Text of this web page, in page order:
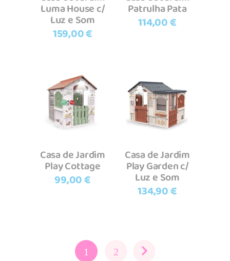
Luma House c/
Luz e Som
159,00€
Patrulha Pata
114,00€
Adicionar
Casa de Jardim
Play Cottage
99,00€
Adicionar
Casa de Jardim
Play Garden c/
Luz e Som
134,90€
1 2